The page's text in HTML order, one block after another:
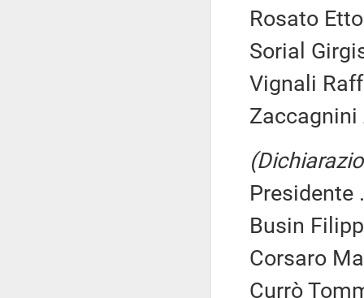
Rosato
Sorial
Vignali
Presidente
Busin
Corsaro
Currò